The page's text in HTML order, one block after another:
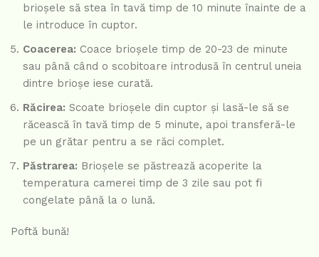
brioșele să stea în tavă timp de 10 minute înainte de a
le introduce în cuptor.
Coacerea: Coace brioșele timp de 20-23 de minute
sau până când o scobitoare introdusă în centrul uneia
dintre brioșe iese curată.
Răcirea: Scoate brioșele din cuptor și lasă-le să se
răcească în tavă timp de 5 minute, apoi transferă-le
pe un grătar pentru a se răci complet.
Păstrarea: Brioșele se păstrează acoperite la
temperatura camerei timp de 3 zile sau pot fi
congelate până la o lună.
Poftă bună!